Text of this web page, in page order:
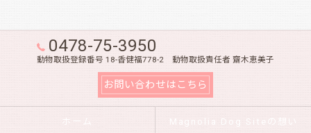
0478-75-3950
動物取扱登録番号 18-香健福778-2 動物取扱責任者 齋木恵美子
お問い合わせはこちら
ホーム Magnolia Dog Siteの想い